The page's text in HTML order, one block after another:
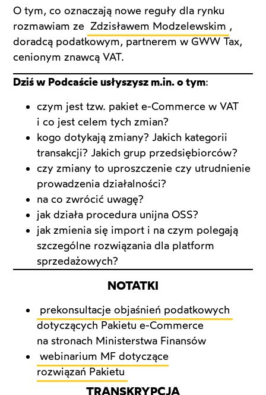
O tym, co oznaczają nowe reguły dla rynku
rozmawiam ze Zdzisławem Modzelewskim ,
doradcą podatkowym, partnerem w GWW Tax,
cenionym znawcą VAT.
Dziś w Podcaście usłyszysz m.in. o tym:
czym jest tzw. pakiet e-Commerce w VAT
i co jest celem tych zmian?
kogo dotykają zmiany? Jakich kategorii
transakcji? Jakich grup przedsiębiorców?
czy zmiany to uproszczenie czy utrudnienie
prowadzenia działalności?
na co zwrócić uwagę?
jak działa procedura unijna OSS?
jak zmienia się import i na czym polegają
szczególne rozwiązania dla platform
sprzedażowych?
NOTATKI
prekonsultacje objaśnień podatkowych
dotyczących Pakietu e-Commerce
na stronach Ministerstwa Finansów
webinarium MF dotyczące
rozwiązań Pakietu
TRANSKRYPCJA